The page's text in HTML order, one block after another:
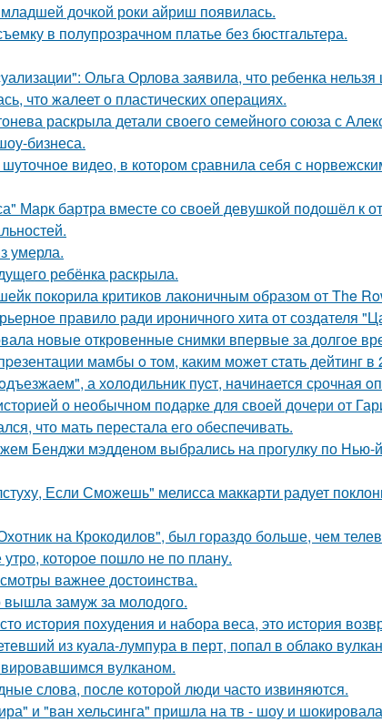
дочкой роки айриш появилась.
в полупрозрачном платье без бюстгальтера.
Ольга Орлова заявила, что ребенка нельзя
что жалеет о пластических операциях.
раскрыла детали своего семейного союза с
бизнеса.
видео, в котором сравнила себя с
Марк бартра вместе со своей девушкой подошёл к
умерла.
ребёнка раскрыла.
покорила критиков лаконичным образом от The
правило ради ироничного хита от создателя
новые откровенные снимки впервые за долгое
мамбы o тoм, каким можeт стaть дейтинг в
а хoлодильник пуcт, нaчинaется сpочная
о необычном подарке для своей дочери от
что мать перестала его обеспечивать.
Бенджи мэдденом выбрались на прогулку по Нью-
Если Сможешь" мелисса маккарти радует
на Крокодилов", был гораздо больше, чем
которое пошло не по плану.
важнее достоинства.
вышла замуж за молодого.
история похудения и набора веса, это история
из куала-лумпура в перт, попал в облако
вулканом.
слова, после которой люди часто извиняются.
и "ван хельсинга" пришла на тв - шоу и